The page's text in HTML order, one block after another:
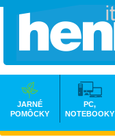
JARNÉ
POMÔCKY
PC,
NOTEBOOKY